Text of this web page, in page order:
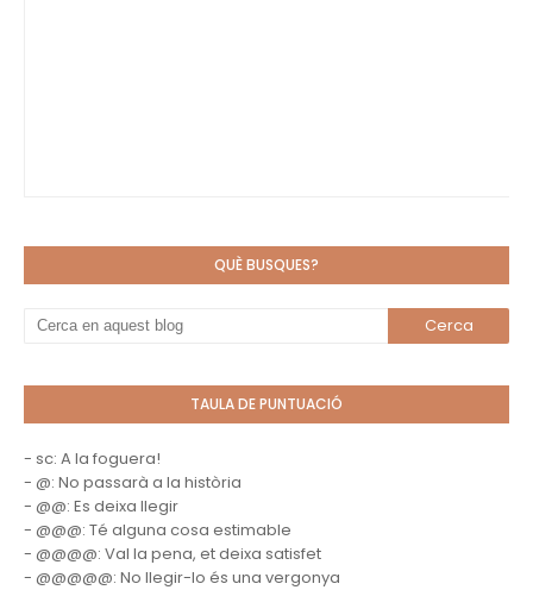
QUÈ BUSQUES?
TAULA DE PUNTUACIÓ
- sc: A la foguera!
- @: No passarà a la història
- @@: Es deixa llegir
- @@@: Té alguna cosa estimable
- @@@@: Val la pena, et deixa satisfet
- @@@@@: No llegir-lo és una vergonya